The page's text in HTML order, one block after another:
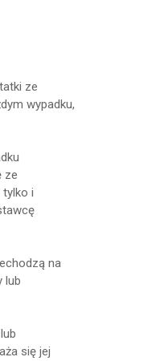
ze
wypadku,
ze
i
na
lub
się jej